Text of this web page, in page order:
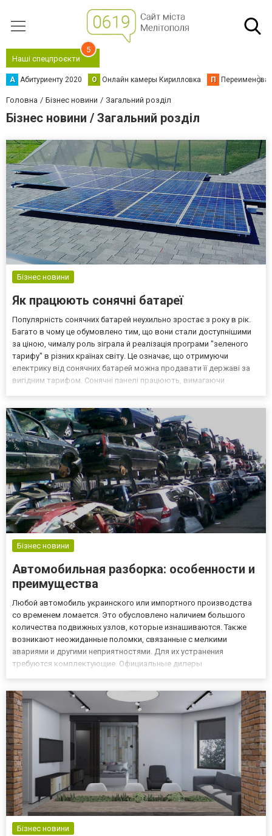
Наші спецпроєкти
5
А Абитуриенту 2020 О Онлайн камеры Кирилловка П
Головна Бізнес новини Загальний розділ
Бізнес новини / Загальний розділ
Бізнес новини
Як працюють сонячні батареї
Популярність сонячних батарей неухильно зростає з року в рік.
Багато в чому це обумовлено тим, що вони стали доступнішими
за ціною, чималу роль зіграла й реалізація програми "зеленого
тарифу" в різних країнах світу. Це означає, що отримуючи
електрику від сонячних батарей можна продавати її державі за
вигідним тарифом. Сонячні панелі працюють, вимагаючи
Бізнес новини
Автомобильная разборка: особенности и
преимущества
Любой автомобиль украинского или импортного производства
со временем ломается. Это обусловлено наличием большого
количества подвижных узлов, которые изнашиваются. Также
возникают неожиданные поломки, связанные с мелкими
авариями и другими неприятностями. Для их устранения
требуются комплектующие. Официальные дилеры
покупку может не каждый авто...
Бізнес новини